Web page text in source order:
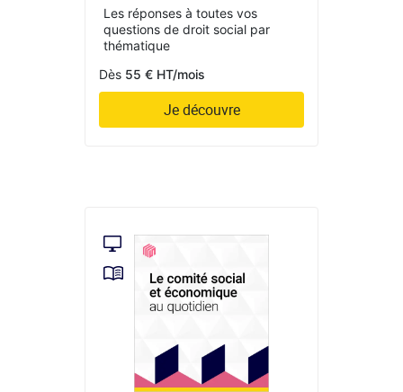
Les réponses à toutes vos
questions de droit social par
thématique
Dès 55 € HT/mois
Je découvre